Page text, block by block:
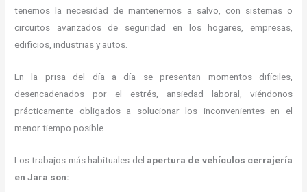
tenemos la necesidad de mantenernos a salvo, con sistemas o
circuitos avanzados de seguridad en los hogares, empresas,
edificios, industrias y autos.
En la prisa del día a día se presentan momentos difíciles,
desencadenados por el estrés, ansiedad laboral, viéndonos
prácticamente obligados a solucionar los inconvenientes en el
menor tiempo posible.
Los trabajos más habituales del apertura de vehículos cerrajería
en Jara son: